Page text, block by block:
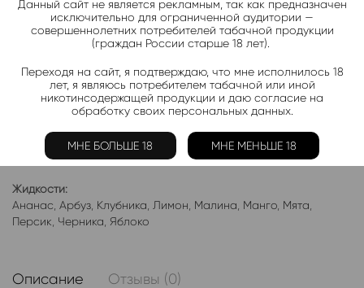
Подписаться
Категории: Жидкость THE SCANDALIST
Электронки:
Клубника ,Лимон, Манго , Мороженое,Мята ,Персик
Фруктовые,Яблоко,Ягодные
Жидкости:
Ананас Арбуз Клубника Лимон Малина Манго Мята
Персик Черника Яблоко
Описание Отзывы (0)
Данный сайт не является рекламным, так как предназначен
исключительно для ограниченной аудитории —
совершеннолетних потребителей табачной продукции
(граждан России старше 18 лет).
Переходя на сайт, я подтверждаю, что мне исполнилось 18
лет, я являюсь потребителем табачной или иной
никотинсодержащей продукции и даю согласие на
обработку своих персональных данных.
МНЕ БОЛЬШЕ 18 МНЕ МЕНЬШЕ 18